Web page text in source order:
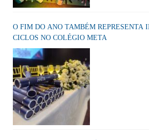
O FIM DO ANO TAMBÉM REPRESENTA
CICLOS NO COLÉGIO META